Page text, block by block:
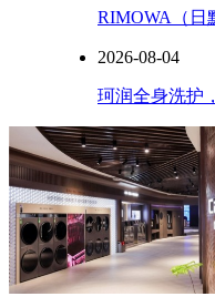
RIMOWA（日
2026-08-04
珂润全身洗护